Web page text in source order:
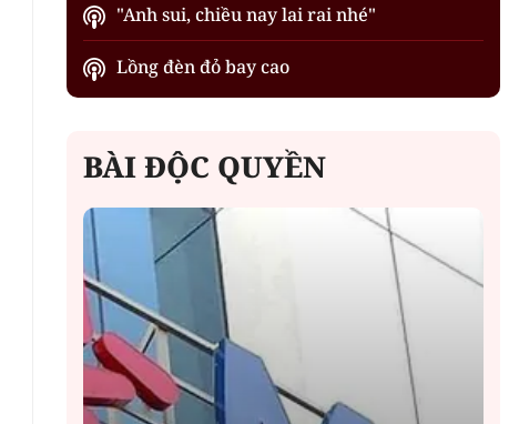
"Anh sui, chiều nay lai rai nhé"
Lồng đèn đỏ bay cao
BÀI ĐỘC QUYỀN